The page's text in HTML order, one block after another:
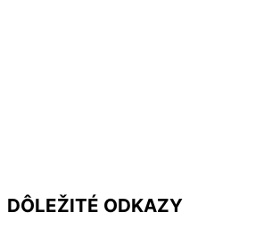
DÔLEŽITÉ ODKAZY